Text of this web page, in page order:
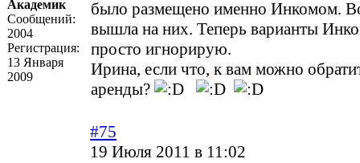
Академик
Сообщений:
2004
Регистрация:
13 Января
2009
было размещено именно Инкомом.
вышла на них. Теперь варианты
просто игнорирую.
Ирина, если что, к вам можно
аренды?
#75
19 Июля 2011 в 11:02